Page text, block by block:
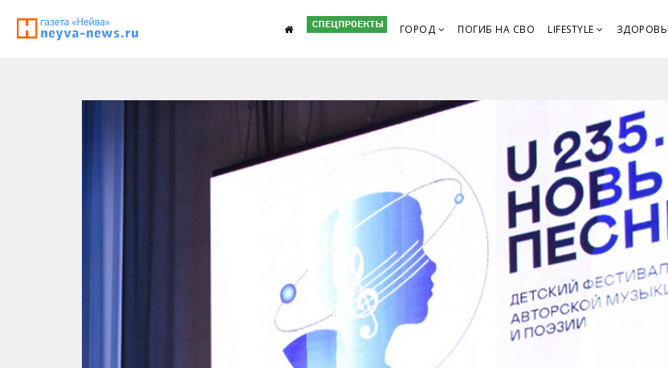
ГОРОД ПОГИБ НА СВО LIFESTYLE